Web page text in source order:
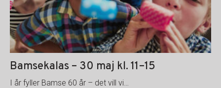
Bamsekalas – 30 maj kl. 11–15
I år fyller Bamse 60 år – det vill vi…